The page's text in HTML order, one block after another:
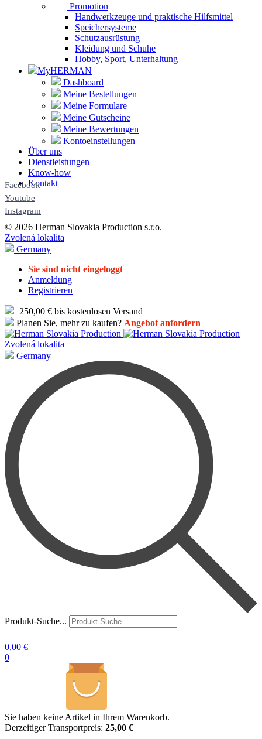
Promotion
Handwerkzeuge und praktische Hilfsmittel
Speichersysteme
Schutzausrüstung
Kleidung und Schuhe
Hobby, Sport, Unterhaltung
MyHERMAN
Dashboard
Meine Bestellungen
Meine Formulare
Meine Gutscheine
Meine Bewertungen
Kontoeinstellungen
Über uns
Dienstleistungen
Know-how
Kontakt
Facebook
Youtube
Instagram
© 2026 Herman Slovakia Production s.r.o.
Zvolená lokalita
Germany
Sie sind nicht eingeloggt
Anmeldung
Registrieren
250,00 € bis kostenlosen Versand
Planen Sie, mehr zu kaufen? Angebot anfordern
Zvolená lokalita
Germany
Produkt-Suche...
0,00 €
0
Sie haben keine Artikel in Ihrem Warenkorb.
Derzeitiger Transportpreis: 25,00 €